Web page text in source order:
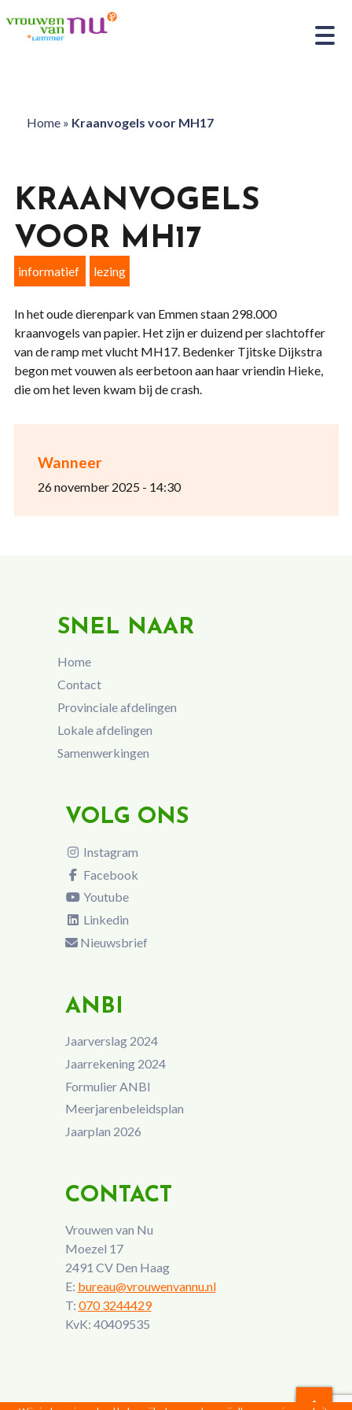
Home» Kraanvogels voor MH17
Wanneer
26 november 2025 - 14:30
KRAANVOGELS
VOOR MH17
informatief lezing
In het oude dierenpark van Emmen staan 298.000
kraanvogels van papier. Het zijn er duizend per slachtoffer
van de ramp met vlucht MH17. Bedenker Tjitske Dijkstra
begon met vouwen als eerbetoon aan haar vriendin Hieke,
die om het leven kwam bij de crash.
SNEL NAAR
Home
Contact
Provinciale afdelingen
Lokale afdelingen
Samenwerkingen
VOLG ONS
Instagram
Facebook
Youtube
Linkedin
Nieuwsbrief
ANBI
Jaarverslag 2024
Jaarrekening 2024
Formulier ANBI
Meerjarenbeleidsplan
Jaarplan 2026
CONTACT
Vrouwen van Nu
Moezel 17
2491 CV Den Haag
E: bureau@vrouwenvannu.nl
T: 070 3244429
KvK: 40409535